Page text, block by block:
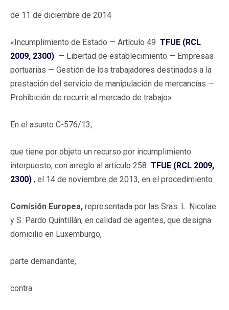
de 11 de diciembre de 2014
«Incumplimiento de Estado — Artículo 49 TFUE (RCL
2009, 2300) — Libertad de establecimiento — Empresas
portuarias — Gestión de los trabajadores destinados a la
prestación del servicio de manipulación de mercancías —
Prohibición de recurrir al mercado de trabajo»
En el asunto C-576/13,
que tiene por objeto un recurso por incumplimiento
interpuesto, con arreglo al artículo 258 TFUE (RCL 2009,
2300) , el 14 de noviembre de 2013, en el procedimiento
Comisión Europea, representada por las Sras. L. Nicolae
y S. Pardo Quintillán, en calidad de agentes, que designa
domicilio en Luxemburgo,
parte demandante,
contra